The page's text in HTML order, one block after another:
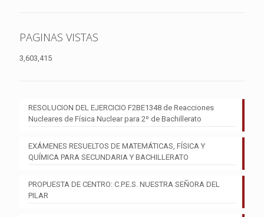
PAGINAS VISTAS
3,603,415
RESOLUCION DEL EJERCICIO F2BE1348 de Reacciones
Nucleares de Física Nuclear para 2º de Bachillerato
EXÁMENES RESUELTOS DE MATEMÁTICAS, FÍSICA Y
QUÍMICA PARA SECUNDARIA Y BACHILLERATO
PROPUESTA DE CENTRO: C.P.E.S. NUESTRA SEÑORA DEL
PILAR